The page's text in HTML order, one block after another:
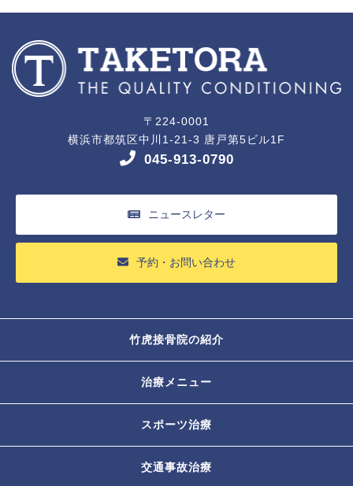
〒224-0001
横浜市都筑区中川1-21-3 唐戸第5ビル1F
045-913-0790
ニュースレター
予約・お問い合わせ
竹虎接骨院の紹介
治療メニュー
スポーツ治療
交通事故治療